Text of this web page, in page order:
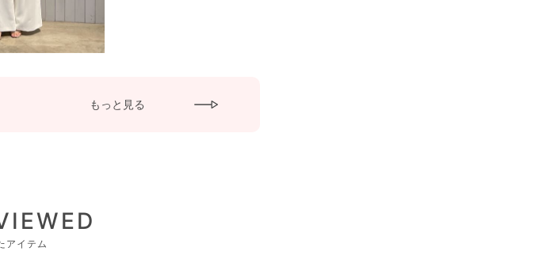
もっと見る
アイテム